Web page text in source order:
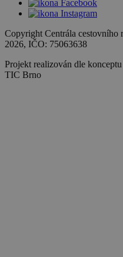
Copyright Centrála cestovního
2026, IČO: 75063638
Projekt realizován dle
TIC Brno